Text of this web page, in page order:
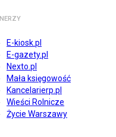
E-kiosk.pl
E-gazety.pl
Nexto.pl
Mała księgowość
Kancelarierp.pl
Wieści Rolnicze
Życie Warszawy